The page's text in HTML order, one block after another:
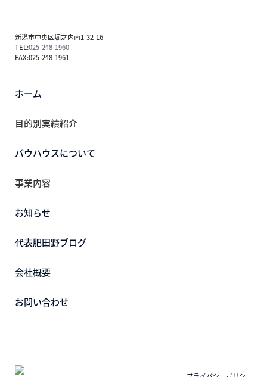
新潟市中央区堀之内南1-32-16
TEL:025-248-1960
FAX:025-248-1961
ホーム
目的別実績紹介
バウハウスについて
事業内容
お知らせ
代表肥田野ブログ
会社概要
お問い合わせ